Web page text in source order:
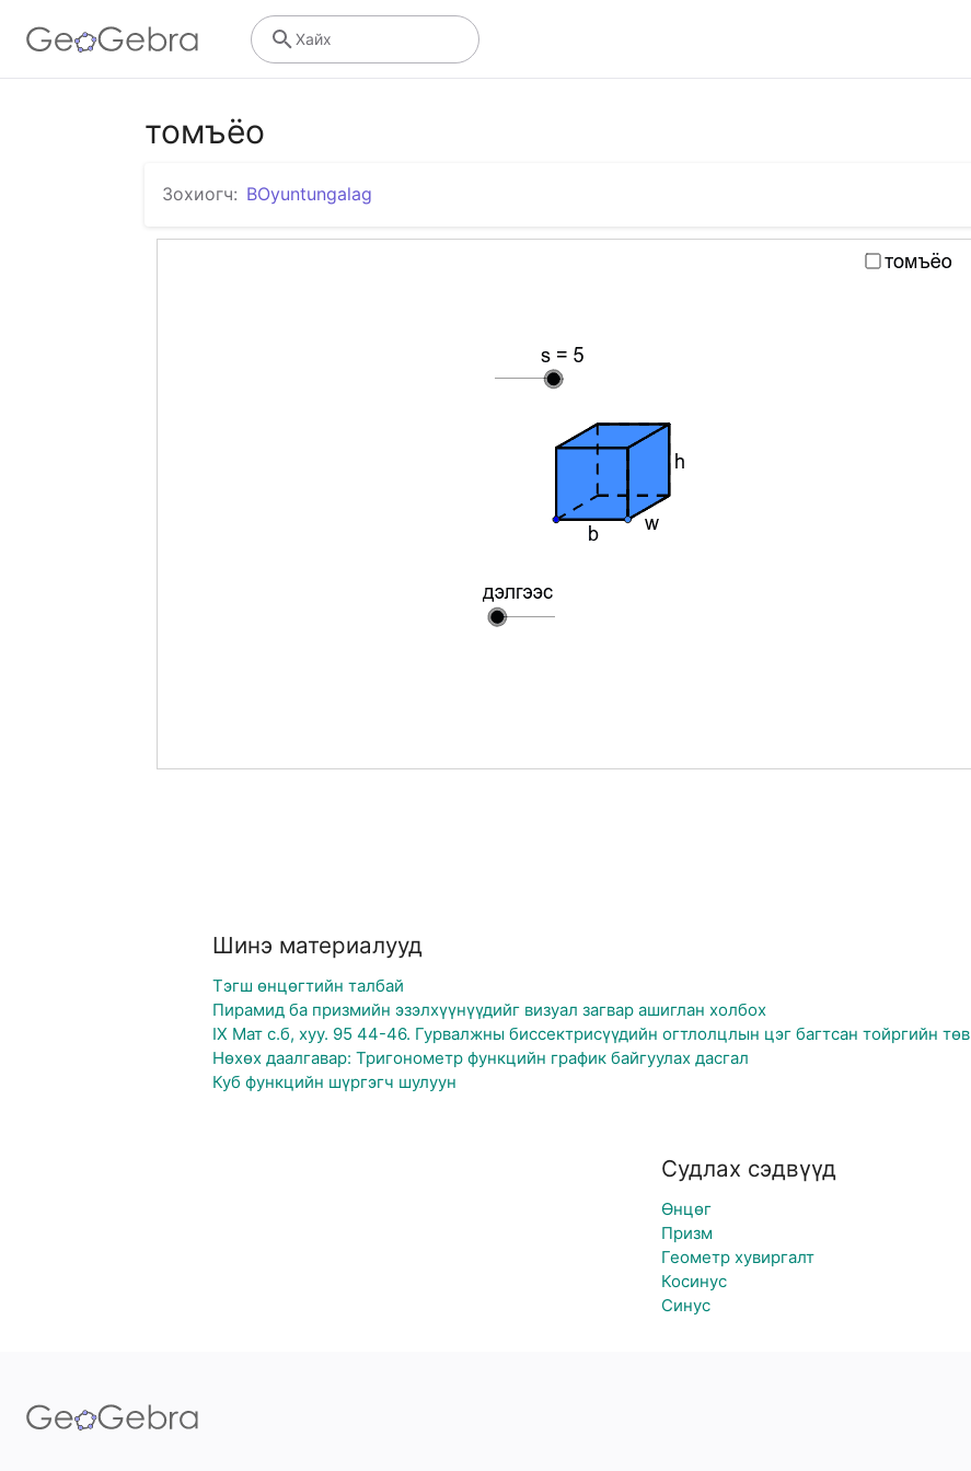
Хайх
томъёо
Зохиогч: BOyuntungalag
Шинэ материалууд
Тэгш өнцөгтийн талбай
Пирамид ба призмийн эзэлхүүнүүдийг визуал загвар ашиглан холбох
IX Мат с.б, хуу. 95 44-46. Гурвалжны биссектрисүүдийн огтлолцлын цэг багтсан тойргийн төв
Нөхөх даалгавар: Тригонометр функцийн график байгуулах дасгал
Куб функцийн шүргэгч шулуун
Судлах сэдвүүд
Өнцөг
Призм
Геометр хувиргалт
Косинус
Синус